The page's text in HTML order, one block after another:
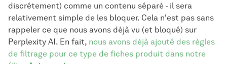
discrétement) comme un contenu séparé - il sera
relativement simple de les bloquer. Cela n'est pas sans
rappeler ce que nous avons déjà vu (et bloqué) sur
Perplexity AI. En fait, nous avons déjà ajouté des règles
de filtrage pour ce type de fiches produit dans notre